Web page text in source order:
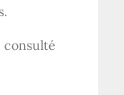
consulté